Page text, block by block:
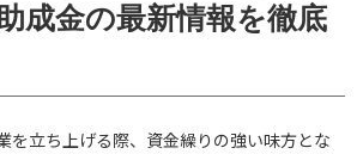
成金の最新情報を徹底
を立ち上げる際、資金繰りの強い味方とな